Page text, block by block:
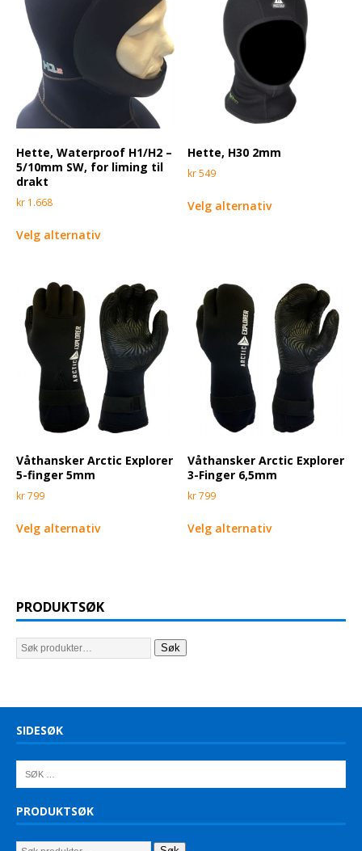
Hette, Waterproof H1/H2 –
5/10mm SW, for liming til
drakt
kr 1.668
Velg alternativ
Hette, H30 2mm
kr549
Velg alternativ
Våthansker Arctic Explorer
5-finger 5mm
kr799
Velg alternativ
Våthansker Arctic Explorer
3-Finger 6,5mm
kr799
Velg alternativ
PRODUKTSØK
Søk
SIDESØK
PRODUKTSØK